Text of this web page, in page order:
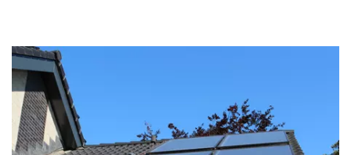
Contactformulier
Mail de WOLF Service